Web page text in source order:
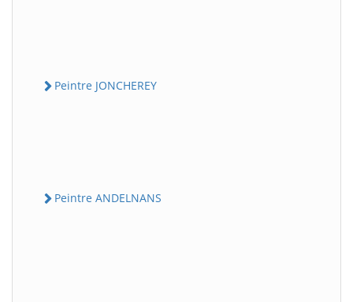
Peintre JONCHEREY
Peintre ANDELNANS